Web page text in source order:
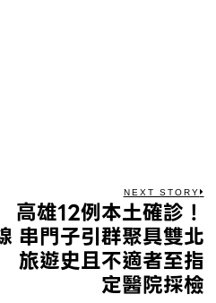
NEXT STORY
高雄12例本土確診！
串門子引群聚具雙北
旅遊史且不適者至指
定醫院採檢